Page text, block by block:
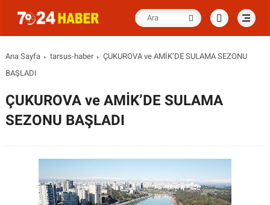
Ana Sayfa tarsus-haber
ÇUKUROVA ve AMİK’DE SULAMA SEZONU
BAŞLADI
ÇUKUROVA ve AMİK’DE SULAMA
SEZONU BAŞLADI